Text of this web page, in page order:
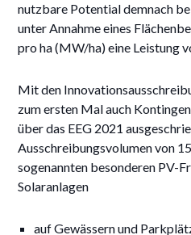
nutzbare Potential demnach
unter Annahme eines
pro ha (MW/ha) eine Leistung
Mit den
zum ersten Mal auch
über das EEG 2021
Ausschreibungsvolumen von
sogenannten besonderen PV-
Solaranlagen
auf Gewässern und